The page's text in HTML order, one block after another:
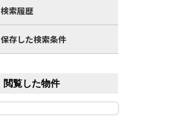
検索履歴
保存した検索条件
閲覧した物件